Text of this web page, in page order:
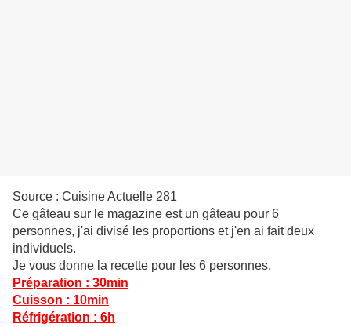
Source : Cuisine Actuelle 281
Ce gâteau sur le magazine est un gâteau pour 6
personnes, j'ai divisé les proportions et j'en ai fait deux
individuels.
Je vous donne la recette pour les 6 personnes.
Préparation : 30min
Cuisson : 10min
Réfrigération : 6h